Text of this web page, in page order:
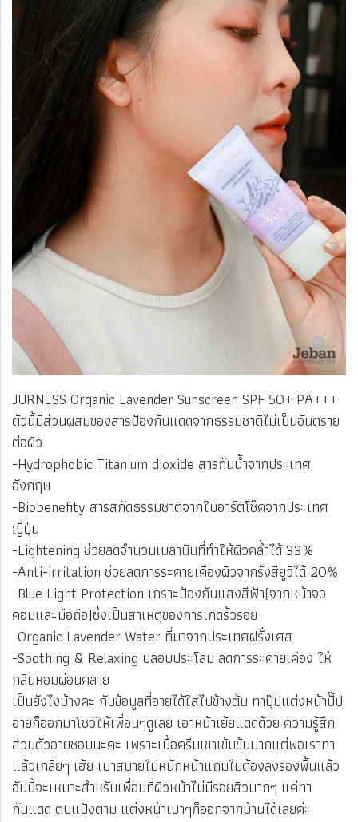
JURNESS Organic Lavender Sunscreen SPF 50+ PA+++
ตัวนี้มีส่วนผสมของสารป้องกันแดดจากธรรมชาติไม่เป็นอันตราย
ต่อผิว
-Hydrophobic Titanium dioxide สารกันน้ำจากประเทศ
อังกฤษ
-Biobenefity สารสกัดธรรมชาติจากใบอาร์ติโช๊คจากประเทศ
ญี่ปุ่น
-Lightening ช่วยลดจำนวนเมลานินที่ทำให้ผิวคล้ำได้ 33%
-Anti-irritation ช่วยลดการระคายเคืองผิวจากรังสียูวีได้ 20%
-Blue Light Protection เกราะป้องกันแสงสีฟ้า(จากหน้าจอ
คอมและมือถือ)ซึ่งเป็นสาเหตุของการเกิดริ้วรอย
-Organic Lavender Water ที่มาจากประเทศฝรั่งเศส
-Soothing & Relaxing ปลอบประโลม ลดการระคายเคือง ให้
กลิ่นหอมผ่อนคลาย
เป็นยังไงบ้างคะ กับข้อมูลที่อายได้ใส่ไปข้างต้น ทาปุ๊ปแต่งหน้าปั๊ป
อายก็ออกมาโชว์ให้เพื่อนๆดูเลย เอาหน้าเย้ยแดดด้วย ความรู้สึก
ส่วนตัวอายชอบนะคะ เพราะเนื้อครีมเขาเข้มข้นมากแต่พอเราทา
แล้วเกลี่ยๆ เฮ้ย เบาสบายไม่หนักหน้าแถมไม่ต้องลงรองพื้นแล้ว
อันนี้จะเหมาะสำหรับเพื่อนที่ผิวหน้าไม่มีรอยสิวมากๆ แค่ทา
กันแดด ตบแป้งตาม แต่งหน้าเบาๆก็ออกจากบ้านได้เลยค่ะ